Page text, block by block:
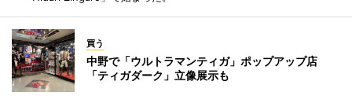
買う
中野で「ウルトラマンティガ」ポップアップ店
「ティガダーク」立像展示も